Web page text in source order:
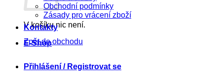
V košíku nic není.
Zpět do obchodu
Obchodní podmínky
Zásady pro vrácení zboží
Kontakty
E-Shop
Přihlášení / Registrovat se